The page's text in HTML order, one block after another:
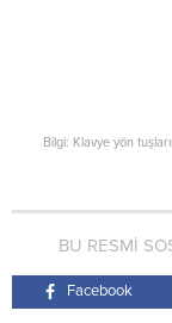
Bilgi: Klavye yön
BU RESMİ
Facebook